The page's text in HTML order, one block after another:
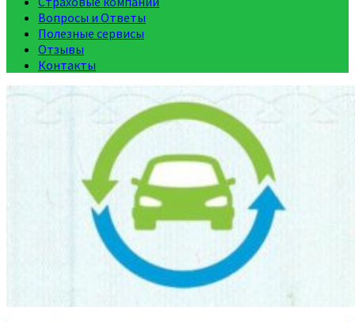
Вопросы и Ответы
Полезные сервисы
Отзывы
Контакты